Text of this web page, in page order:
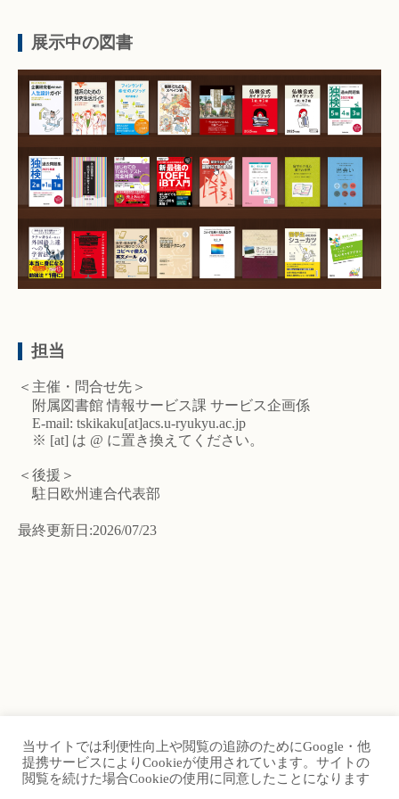
展示中の図書
担当
＜主催・問合せ先＞
附属図書館 情報サービス課 サービス企画係
E-mail: tskikaku[at]acs.u-ryukyu.ac.jp
※ [at] は @ に置き換えてください。
＜後援＞
駐日欧州連合代表部
最終更新日:2026/07/23
TOP Site Map
Contact Us
当サイトでは利便性向上や閲覧の追跡のためにGoogle・他
提携サービスによりCookieが使用されています。サイトの
閲覧を続けた場合Cookieの使用に同意したことになります